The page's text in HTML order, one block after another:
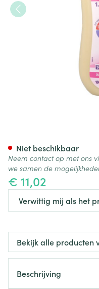
€ 11,02
Verwittig mij als het
Niet beschikbaar
Neem contact op met ons
we samen de
Bekijk alle producten
Beschrijving